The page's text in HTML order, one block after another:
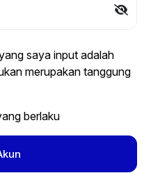
saya input adalah
merupakan tanggung
berlaku